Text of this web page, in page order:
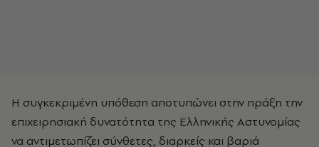
Η συγκεκριμένη υπόθεση αποτυπώνει στην πράξη την
επιχειρησιακή δυνατότητα της Ελληνικής Αστυνομίας
να αντιμετωπίζει σύνθετες, διαρκείς και βαριά